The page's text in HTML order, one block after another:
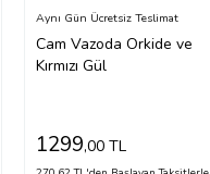
Cam Vazoda Orkide ve
Kırmızı Gül
Aynı Gün Ücretsiz Teslimat
1299,00 TL